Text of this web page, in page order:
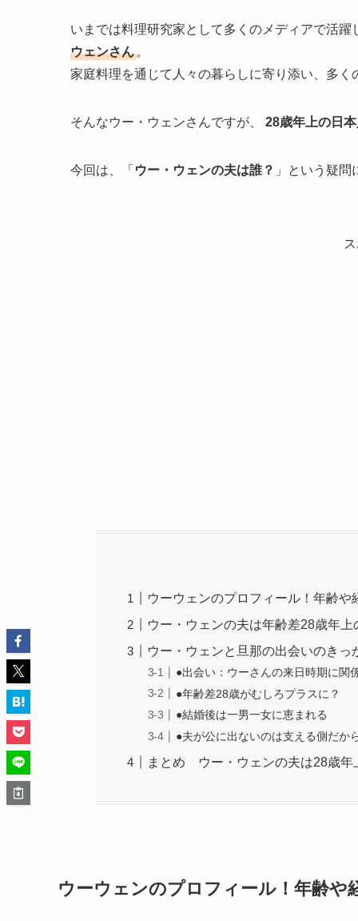
いまでは料理研究家として多くのメディアで活躍
ウェンさん 。
家庭料理を通じて人々の暮らしに寄り添い、多
そんなウー・ウェンさんですが、 28歳年上の日
今回は、「 ウー・ウェンの夫は誰？ 」という疑
ウーウェンのプロフィール！年齢や
ウー・ウェンの夫は年齢差28歳年
ウー・ウェンと旦那の出会いのき
●出会い：ウーさんの来日時期に関
●年齢差28歳がむしろプラスに？
●結婚後は一男一女に恵まれる
●夫が公に出ないのは支える側だか
まとめ ウー・ウェンの夫は28歳年
ウーウェンのプロフィール！年齢や